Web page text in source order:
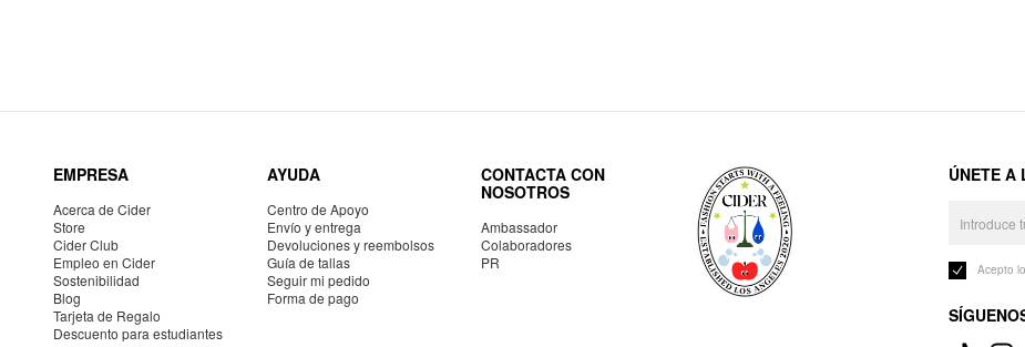
EMPRESA
Acerca de Cider
Store
Cider Club
Empleo en Cider
Sostenibilidad
Blog
Tarjeta de Regalo
Descuento para estudiantes
AYUDA
Centro de Apoyo
Envío y entrega
Devoluciones y reembolsos
Guía de tallas
Seguir mi pedido
Forma de pago
CONTACTA CON
NOSOTROS
Ambassador
Colaboradores
PR
ÚNETE A
Acepto